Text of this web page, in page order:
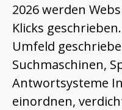
2026 werden
Klicks
Umfeld
Suchmaschinen,
Antwortsysteme
einordnen,